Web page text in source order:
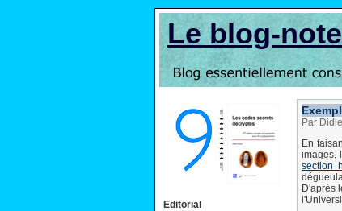
Le blog-
Editorial
Par
En
images,
section
D'après